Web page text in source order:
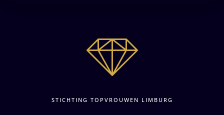
STICHTING TOPVROUWEN LIMBURG